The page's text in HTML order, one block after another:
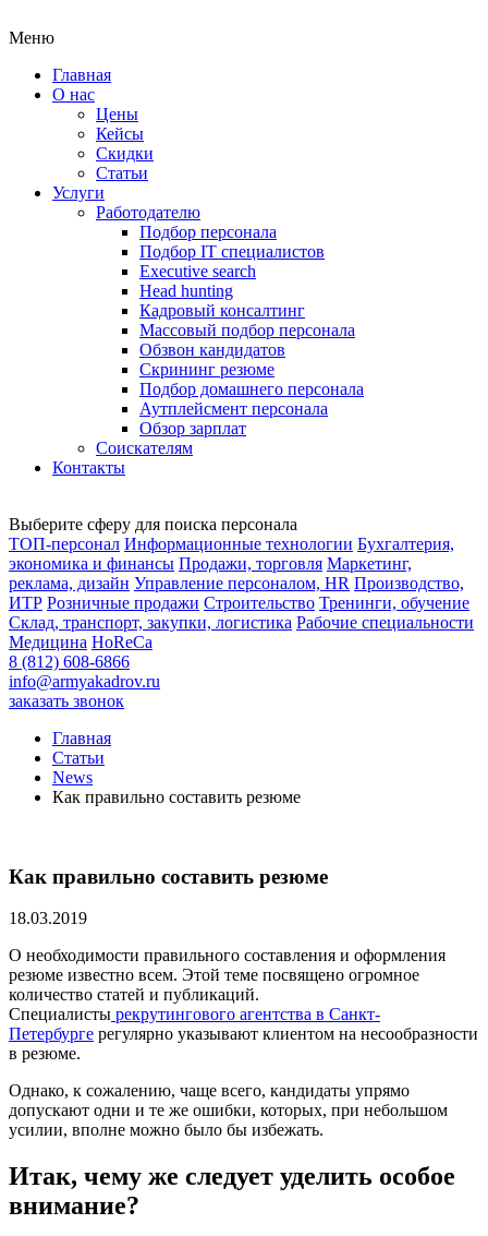
Меню
Главная
О нас
Цены
Кейсы
Скидки
Статьи
Услуги
Работодателю
Подбор персонала
Подбор IT специалистов
Еxecutive search
Head hunting
Кадровый консалтинг
Массовый подбор персонала
Обзвон кандидатов
Скрининг резюме
Подбор домашнего персонала
Аутплейсмент персонала
Обзор зарплат
Соискателям
Контакты
Выберите сферу для поиска персонала
ТОП-персонал Информационные технологии Бухгалтерия,
экономика и финансы Продажи, торговля Маркетинг,
реклама, дизайн Управление персоналом, HR Производство,
ИТР Розничные продажи Строительство Тренинги, обучение
Склад, транспорт, закупки, логистика Рабочие специальности
Медицина HoReCa
8 (812) 608-6866
info@armyakadrov.ru
заказать звонок
Главная
Статьи
News
Как правильно составить резюме
Как правильно составить резюме
18.03.2019
О необходимости правильного составления и оформления
резюме известно всем. Этой теме посвящено огромное
количество статей и публикаций.
Специалисты рекрутингового агентства в Санкт-
Петербурге регулярно указывают клиентом на несообразности
в резюме.
Однако, к сожалению, чаще всего, кандидаты упрямо
допускают одни и те же ошибки, которых, при небольшом
усилии, вполне можно было бы избежать.
Итак, чему же следует уделить особое
внимание?